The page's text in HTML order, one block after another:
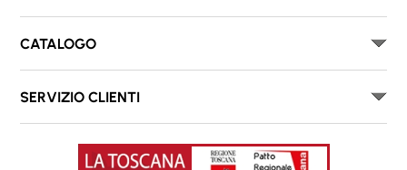
CATALOGO
SERVIZIO CLIENTI